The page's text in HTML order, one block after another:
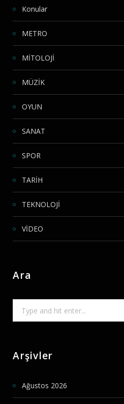
Konular
METRO
MİTOLOJİ
MÜZİK
OYUN
SANAT
SPOR
TARİH
TEKNOLOJİ
VİDEO
Ara
Arşivler
Ağustos 2026